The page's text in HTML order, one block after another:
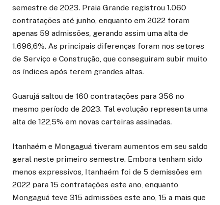
semestre de 2023. Praia Grande registrou 1.060
contratações até junho, enquanto em 2022 foram
apenas 59 admissões, gerando assim uma alta de
1.696,6%. As principais diferenças foram nos setores
de Serviço e Construção, que conseguiram subir muito
os índices após terem grandes altas.
Guarujá saltou de 160 contratações para 356 no
mesmo período de 2023. Tal evolução representa uma
alta de 122,5% em novas carteiras assinadas.
Itanhaém e Mongaguá tiveram aumentos em seu saldo
geral neste primeiro semestre. Embora tenham sido
menos expressivos, Itanhaém foi de 5 demissões em
2022 para 15 contratações este ano, enquanto
Mongaguá teve 315 admissões este ano, 15 a mais que